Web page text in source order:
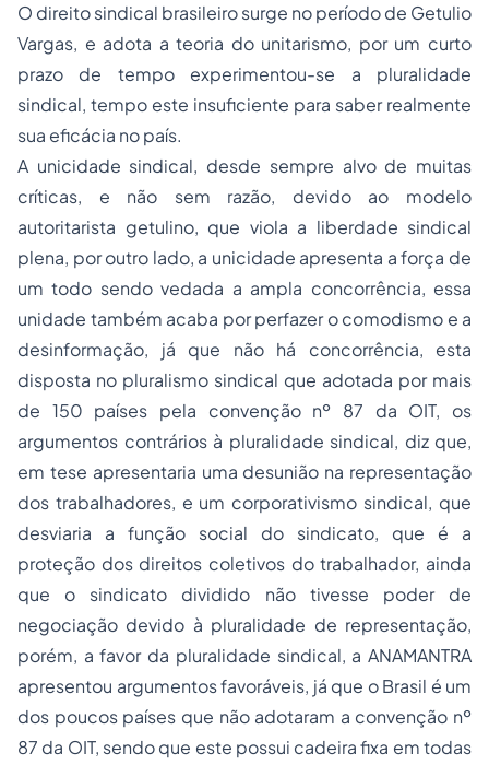
O direito sindical brasileiro surge no período de Getulio
Vargas, e adota a teoria do unitarismo, por um curto
prazo de tempo experimentou-se a pluralidade
sindical, tempo este insuficiente para saber realmente
sua eficácia no país.
A unicidade sindical, desde sempre alvo de muitas
críticas, e não sem razão, devido ao modelo
autoritarista getulino, que viola a liberdade sindical
plena, por outro lado, a unicidade apresenta a força de
um todo sendo vedada a ampla concorrência, essa
unidade também acaba por perfazer o comodismo e a
desinformação, já que não há concorrência, esta
disposta no pluralismo sindical que adotada por mais
de 150 países pela convenção nº 87 da OIT, os
argumentos contrários à pluralidade sindical, diz que,
em tese apresentaria uma desunião na representação
dos trabalhadores, e um corporativismo sindical, que
desviaria a função social do sindicato, que é a
proteção dos direitos coletivos do trabalhador, ainda
que o sindicato dividido não tivesse poder de
negociação devido à pluralidade de representação,
porém, a favor da pluralidade sindical, a ANAMANTRA
apresentou argumentos favoráveis, já que o Brasil é um
dos poucos países que não adotaram a convenção nº
87 da OIT, sendo que este possui cadeira fixa em todas